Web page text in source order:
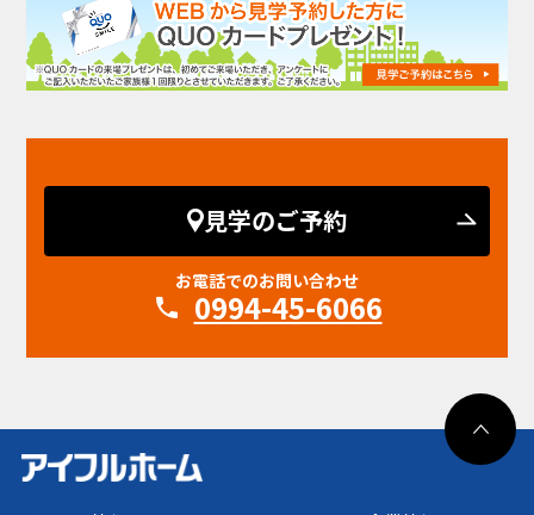
見学のご予約
お電話でのお問い合わせ
0994-45-6066